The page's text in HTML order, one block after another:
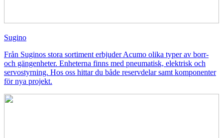
Sugino
Från Suginos stora sortiment erbjuder Acumo olika typer av borr-
och gängenheter. Enheterna finns med pneumatisk, elektrisk och
servostyrning. Hos oss hittar du både reservdelar samt komponenter
för nya projekt.